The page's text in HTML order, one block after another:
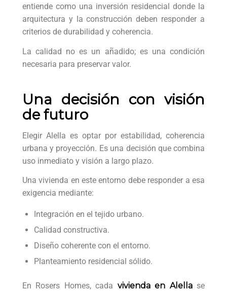
entiende como una inversión residencial donde la
arquitectura y la construcción deben responder a
criterios de durabilidad y coherencia.
La calidad no es un añadido; es una condición
necesaria para preservar valor.
Una decisión con visión
de futuro
Elegir Alella es optar por estabilidad, coherencia
urbana y proyección. Es una decisión que combina
uso inmediato y visión a largo plazo.
Una vivienda en este entorno debe responder a esa
exigencia mediante:
Integración en el tejido urbano.
Calidad constructiva.
Diseño coherente con el entorno.
Planteamiento residencial sólido.
En Rosers Homes, cada vivienda en Alellase